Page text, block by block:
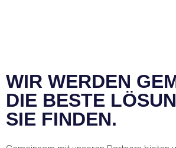
WIR WERDEN
DIE BESTE
SIE FINDEN.